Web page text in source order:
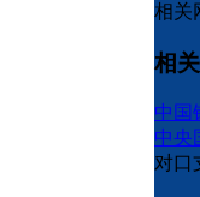
相关
相
中国
中央
对口